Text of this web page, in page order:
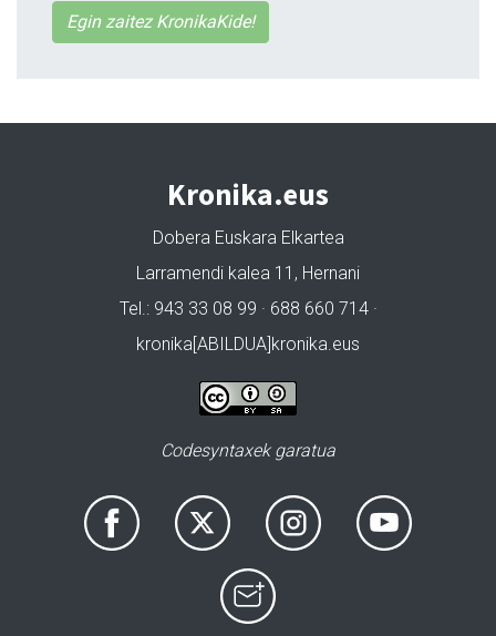
Egin zaitez KronikaKide!
Kronika.eus
Dobera Euskara Elkartea
Larramendi kalea 11, Hernani
Tel.: 943 33 08 99 · 688 660 714 ·
kronika[ABILDUA]kronika.eus
Codesyntaxek garatua